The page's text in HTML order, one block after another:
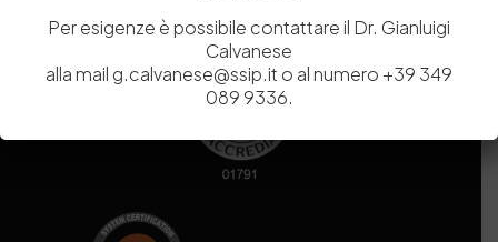
Per esigenze è possibile contattare il Dr. Gianluigi
Calvanese
alla mail g.calvanese@ssip.it o al numero +39 349
089 9336.